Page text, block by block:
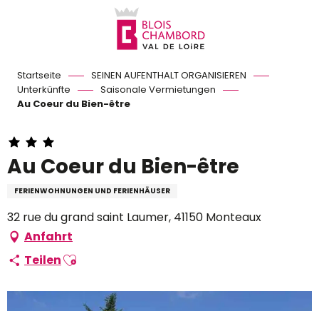
Startseite
SEINEN AUFENTHALT ORGANISIEREN
Unterkünfte
Saisonale Vermietungen
Au Coeur du Bien-être
Au Coeur du Bien-être
FERIENWOHNUNGEN UND FERIENHÄUSER
32 rue du grand saint Laumer, 41150 Monteaux
Anfahrt
TeilenAjouter aux favoris